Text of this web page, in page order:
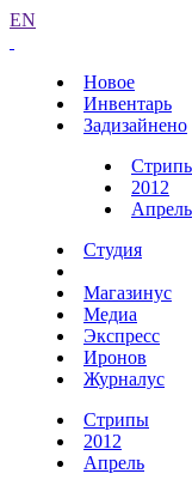
EN
Новое
Инвентарь
Задизайнено
2012
Апрель
Студия
Магазинус
Медиа
Экспресс
Иронов
Журналус
Стрипы
2012
Апрель